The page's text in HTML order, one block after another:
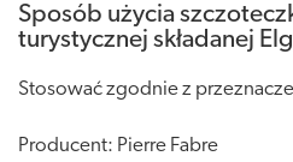
Sposób użycia
turystycznej składanej
Stosować zgodnie z
Producent: Pierre Fabre